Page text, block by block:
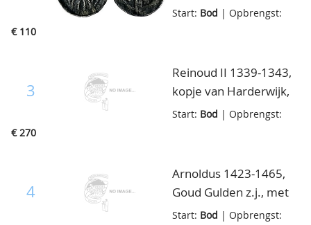
1260-1275, penning
Start: Bod | Opbrengst:
€ 110
3
Reinoud II 1339-1343,
kopje van Harderwijk,
vd Ch.11.17, zeer fraai
Start: Bod | Opbrengst:
€ 270
4
Arnoldus 1423-1465,
Goud Gulden z.j., met
certificaat, in speciale
Start: Bod | Opbrengst: